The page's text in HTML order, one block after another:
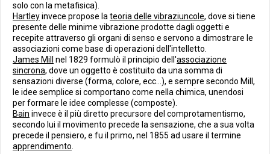
solo con la metafisica).
Hartleyinvece propose la teoria delle vibraziuncole, dove si tiene
presente delle minime vibrazione prodotte dagli oggetti e
recepite attraverso gli organi di senso e servono a dimostrare le
associazioni come base di operazioni dell'intelletto.
James Mill
nel 1829 formulò il principio dell'associazione
sincrona, dove un oggetto è costituito da una somma di
sensazioni diverse (forma, colore, ecc...), e sempre secondo Mill,
le idee semplice si comportano come nella chimica, unendosi
per formare le idee complesse (composte).
Bain invece è il più diretto precursore del comprotamentismo,
secondo lui il movimento precede la sensazione, che a sua volta
precede il pensiero, e fu il primo, nel 1855 ad usare il termine
apprendimento